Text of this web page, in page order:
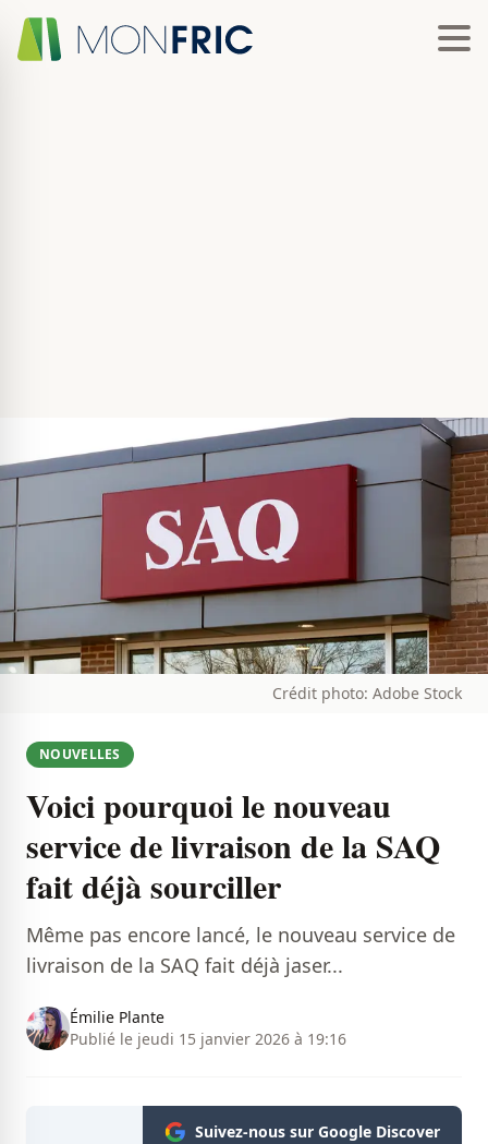
Crédit photo: Adobe Stock
NOUVELLES
Voici pourquoi le nouveau
service de livraison de la SAQ
fait déjà sourciller
Même pas encore lancé, le nouveau service de
livraison de la SAQ fait déjà jaser...
Émilie Plante
Publié le jeudi 15 janvier 2026 à 19:16
Suivez-nous sur Google Discover